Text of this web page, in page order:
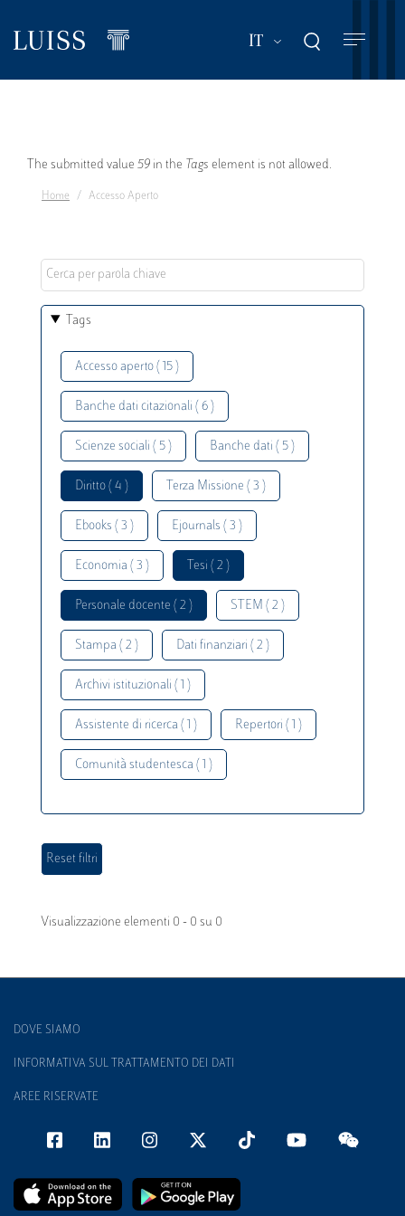
contenuto
IT Mostra ulteriori
Messaggio
di
The submitted value 59 in the Tags element is not allowed.
Home Accesso Aperto
Tags
Accesso aperto ( 15 )
Banche dati citazionali ( 6 )
Scienze sociali ( 5 ) Banche dati ( 5 )
Diritto ( 4 ) Terza Missione ( 3 )
Ebooks ( 3 ) Ejournals ( 3 )
Economia ( 3 ) Tesi ( 2 )
Personale docente ( 2 ) STEM ( 2 )
Stampa ( 2 ) Dati finanziari ( 2 )
Archivi istituzionali ( 1 )
Assistente di ricerca ( 1 ) Repertori ( 1 )
Comunità studentesca ( 1 )
Visualizzazione elementi 0 - 0 su 0
DOVE SIAMO
INFORMATIVA SUL TRATTAMENTO DEI DATI
AREE RISERVATE